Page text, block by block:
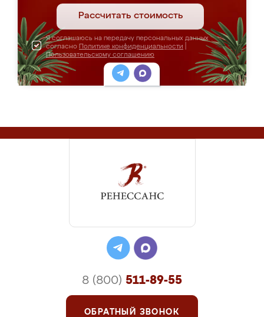
Рассчитать стоимость
Я соглашаюсь на передачу персональных данных
согласно Политике конфиденциальности
Пользовательскому соглашению
8 (800) 511-89-55
ОБРАТНЫЙ ЗВОНОК